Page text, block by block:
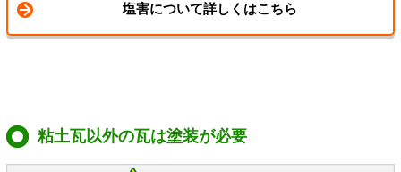
塩害について詳しくはこちら
粘土瓦以外の瓦は塗装が必要